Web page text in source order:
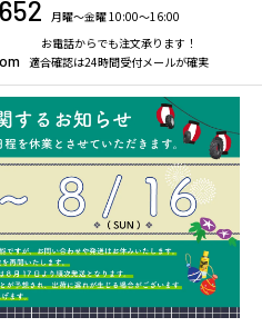
月曜〜金曜 10:00〜16:00
お電話からでも注文承ります！
適合確認は24時間受付メールが確実